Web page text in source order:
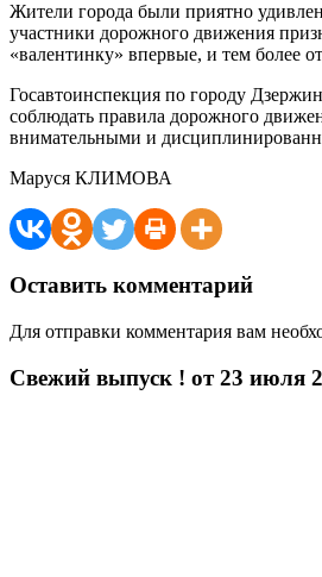
Жители города были приятно
участники дорожного движения
«валентинку» впервые, и тем более
Госавтоинспекция по городу
соблюдать правила дорожного
внимательными и
Маруся КЛИМОВА
Оставить комментарий
Для отправки комментария вам
Свежий выпуск ! от 23 июля